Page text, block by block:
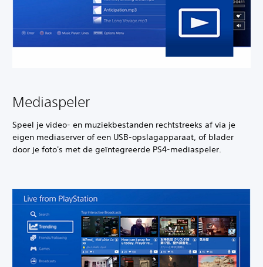
Mediaspeler
Speel je video- en muziekbestanden rechtstreeks af via je
eigen mediaserver of een USB-opslagapparaat, of blader
door je foto's met de geïntegreerde PS4-mediaspeler.